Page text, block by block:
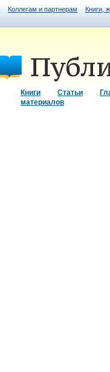
Коллегам и партнерам Книги,
Книги Статьи
материалов